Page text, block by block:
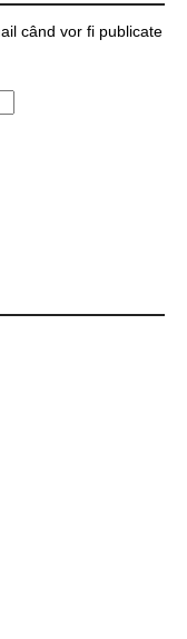
când vor fi publicate